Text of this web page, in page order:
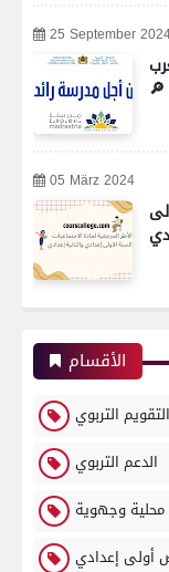
25 September
🔎
05 März 2024
الأقسام
التقويم التربوي
الدعم التربوي
محلية وجهوية
إعدادي